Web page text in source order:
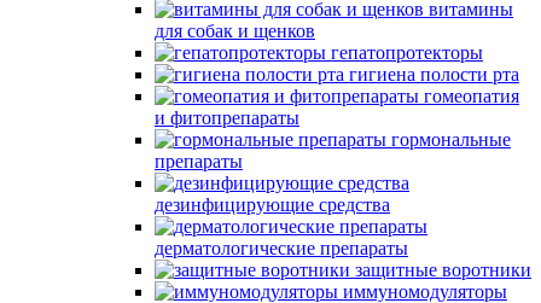
витамины
для собак и щенков
гепатопротекторы
гигиена полости рта
гомеопатия
и фитопрепараты
гормональные
препараты
дезинфицирующие средства
дерматологические препараты
защитные воротники
иммуномодуляторы